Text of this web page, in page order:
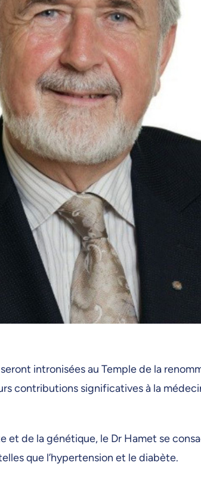
intronisées au Temple de la
contributions significatives à la
de la génétique, le Dr Hamet se
que l’hypertension et le diabète.